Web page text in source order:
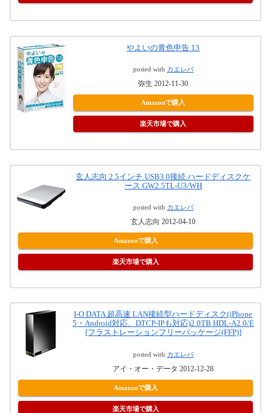
やよいの青色申告 13
posted with カエレバ
弥生 2012-11-30
Amazonで購入
楽天市場で購入
玄人志向 2.5インチ USB3.0接続 ハードディスクケ
ース GW2.5TL-U3/WH
posted with カエレバ
玄人志向 2012-04-10
Amazonで購入
楽天市場で購入
I-O DATA 超高速 LAN接続型ハードディスク(iPhone
5・Android対応、DTCP-IPも対応)2.0TB HDL-A2.0/E
[フラストレーションフリーパッケージ(FFP)]
posted with カエレバ
アイ・オー・データ 2012-12-28
Amazonで購入
楽天市場で購入